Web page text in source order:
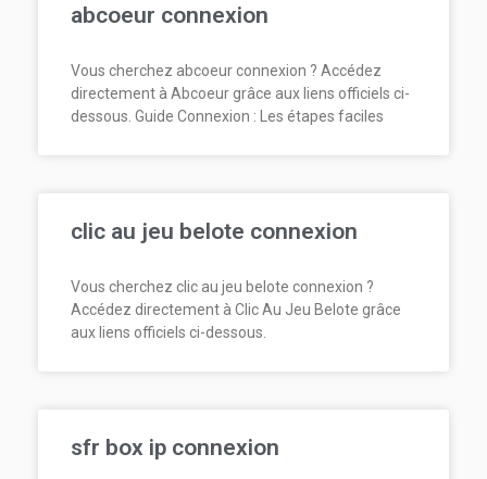
abcoeur connexion
Vous cherchez abcoeur connexion ? Accédez
directement à Abcoeur grâce aux liens officiels ci-
dessous. Guide Connexion : Les étapes faciles
clic au jeu belote connexion
Vous cherchez clic au jeu belote connexion ?
Accédez directement à Clic Au Jeu Belote grâce
aux liens officiels ci-dessous.
sfr box ip connexion